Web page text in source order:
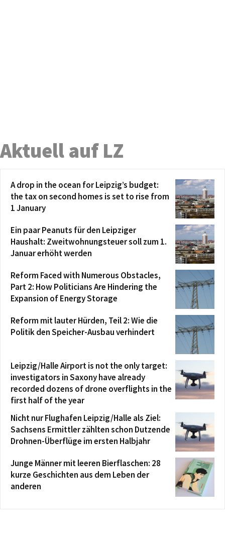
Aktuell auf LZ
A drop in the ocean for Leipzig’s budget:
the tax on second homes is set to rise from
1 January
Ein paar Peanuts für den Leipziger
Haushalt: Zweitwohnungsteuer soll zum 1.
Januar erhöht werden
Reform Faced with Numerous Obstacles,
Part 2: How Politicians Are Hindering the
Expansion of Energy Storage
Reform mit lauter Hürden, Teil 2: Wie die
Politik den Speicher-Ausbau verhindert
Leipzig/Halle Airport is not the only target:
investigators in Saxony have already
recorded dozens of drone overflights in the
first half of the year
Nicht nur Flughafen Leipzig/Halle als Ziel:
Sachsens Ermittler zählten schon Dutzende
Drohnen-Überflüge im ersten Halbjahr
Junge Männer mit leeren Bierflaschen: 28
kurze Geschichten aus dem Leben der
anderen